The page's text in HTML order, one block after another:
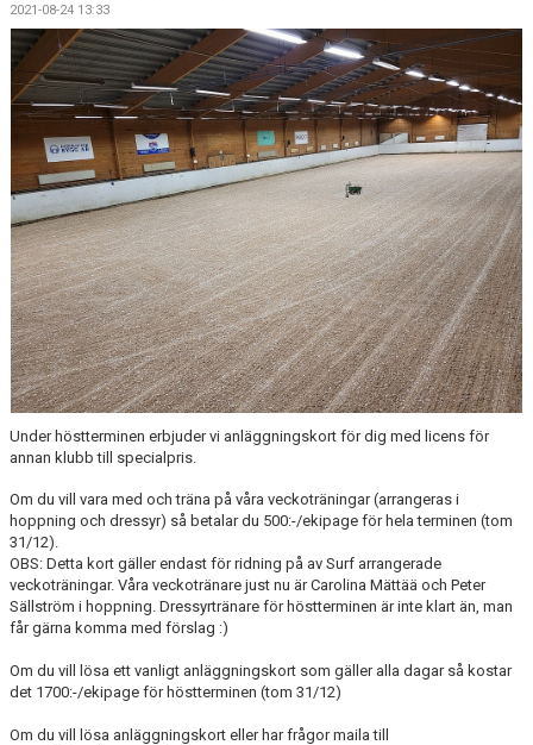
BLI MEDLEM
RIDHUSBOKNINGAR
PROVISIONSFÖRSÄLJNING
FRAMSTEG
BOTNIA HÄSTKLINIK
SURF-FONDEN
SURF-HÄNG
TORSDAGSDRESSYREN
BOKNINGAR
2021-08-24 13:33
Under höstterminen erbjuder vi anläggningskort för dig med licens för
annan klubb till specialpris.
Om du vill vara med och träna på våra veckoträningar (arrangeras i
hoppning och dressyr) så betalar du 500:-/ekipage för hela terminen (tom
31/12).
OBS: Detta kort gäller endast för ridning på av Surf arrangerade
veckoträningar. Våra veckotränare just nu är Carolina Mättää och Peter
Sällström i hoppning. Dressyrtränare för höstterminen är inte klart än, man
får gärna komma med förslag :)
Om du vill lösa ett vanligt anläggningskort som gäller alla dagar så kostar
det 1700:-/ekipage för höstterminen (tom 31/12)
Om du vill lösa anläggningskort eller har frågor maila till